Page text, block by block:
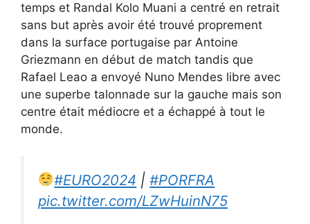
temps et Randal Kolo Muani a centré en retrait
sans but après avoir été trouvé proprement
dans la surface portugaise par Antoine
Griezmann en début de match tandis que
Rafael Leao a envoyé Nuno Mendes libre avec
une superbe talonnade sur la gauche mais son
centre était médiocre et a échappé à tout le
monde.
#EURO2024 |#PORFRA
pic.twitter.com/LZwHuinN75